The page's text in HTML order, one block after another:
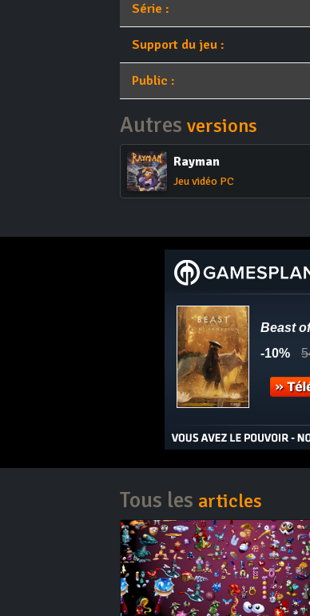
Série :
Support du jeu :
Public :
Autres versions
Rayman
Jeu vidéo PC
Tous les articles